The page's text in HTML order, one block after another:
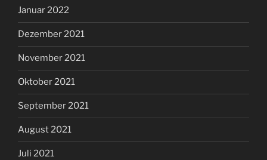
Januar 2022
Dezember 2021
November 2021
Oktober 2021
September 2021
August 2021
Juli 2021